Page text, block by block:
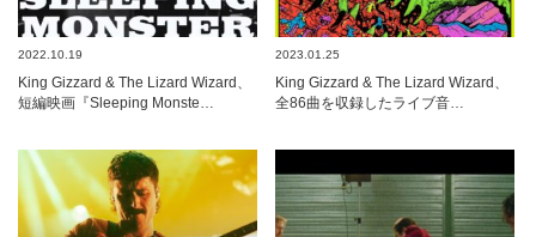
2022.10.19
King Gizzard & The Lizard Wizard、
短編映画『Sleeping Monste…
2023.01.25
King Gizzard & The Lizard Wizard、
全86曲を収録したライブ音…